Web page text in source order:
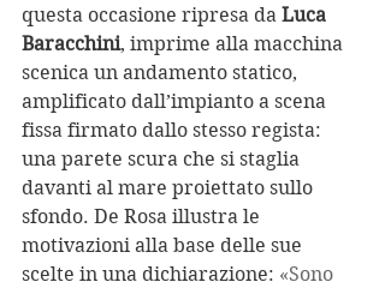
questa occasione ripresa da Luca
Baracchini, imprime alla macchina
scenica un andamento statico,
amplificato dall’impianto a scena
fissa firmato dallo stesso regista:
una parete scura che si staglia
davanti al mare proiettato sullo
sfondo. De Rosa illustra le
motivazioni alla base delle sue
scelte in una dichiarazione: «Sono